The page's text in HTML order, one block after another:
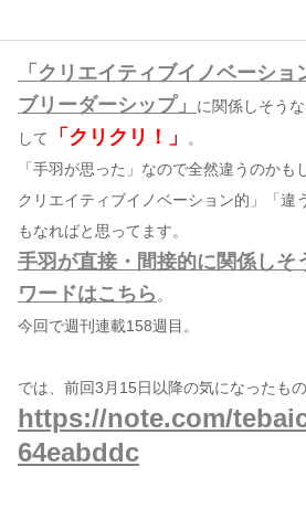
「クリエイティブイノベーシ
ブリーダーシップ」
に関係しそう
して
「クリクリ！」
。
「手羽が思った」なので全然違うのかも
クリエイティブイノベーション的」「違
もなればと思ってます。
手羽が直接・間接的に関係しそ
ワードはこちら 。
今回で週刊連載158週目。
では、前回3月15日以降の気になったも
https://note.com/
64eabddc
コンテンツ
このサイトについて
運営会社
お問い合わせ